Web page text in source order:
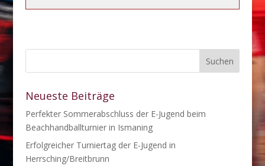
Neueste Beiträge
Perfekter Sommerabschluss der E-Jugend beim
Beachhandballturnier in Ismaning
Erfolgreicher Turniertag der E-Jugend in
Herrsching/Breitbrunn